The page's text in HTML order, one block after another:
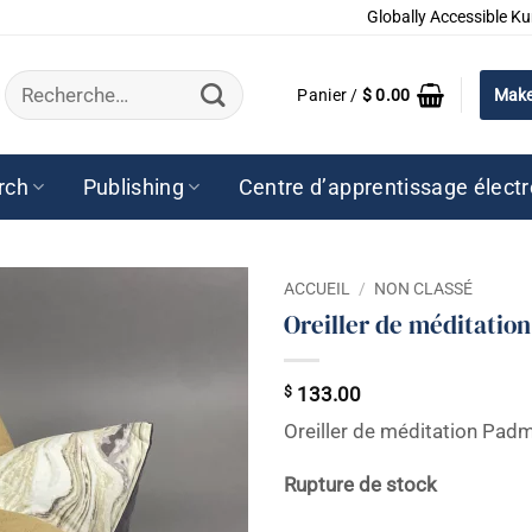
Globally Accessible
Recherche
pour :
Panier / $0.00
Publishing Centre d’apprentissage
ACCUEIL / NON CLASSÉ
Oreiller de
$ 133.00
Oreiller de méditation
Rupture de stock